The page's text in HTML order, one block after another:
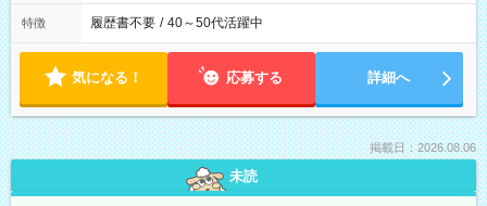
特徴 履歴書不要 / 40～50代活躍中
気になる！ 応募する 詳細へ
掲載日：2026.08.06
未読